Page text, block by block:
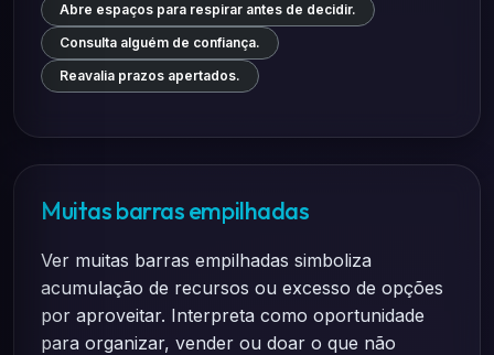
Abre espaços para respirar antes de decidir.
Consulta alguém de confiança.
Reavalia prazos apertados.
Muitas barras empilhadas
Ver muitas barras empilhadas simboliza
acumulação de recursos ou excesso de opções
por aproveitar. Interpreta como oportunidade
para organizar, vender ou doar o que não